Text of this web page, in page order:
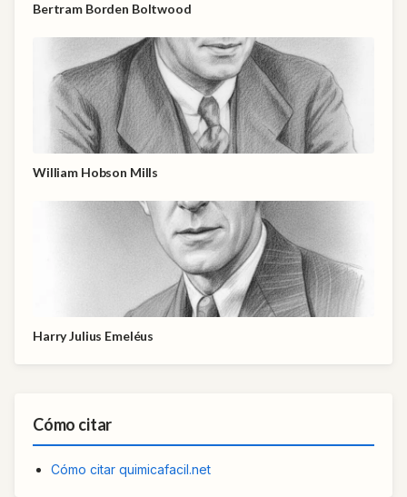
Bertram Borden Boltwood
William Hobson Mills
Harry Julius Emeléus
Cómo citar
Cómo citar quimicafacil.net